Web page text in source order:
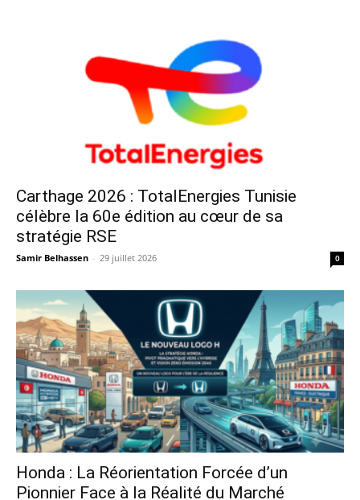
Carthage 2026 : TotalEnergies Tunisie
célèbre la 60e édition au cœur de sa
stratégie RSE
Samir Belhassen - 29 juillet 2026 0
Honda : La Réorientation Forcée d’un
Pionnier Face à la Réalité du Marché